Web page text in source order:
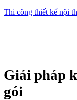
Thi công thiết kế nội
Giải pháp
gói